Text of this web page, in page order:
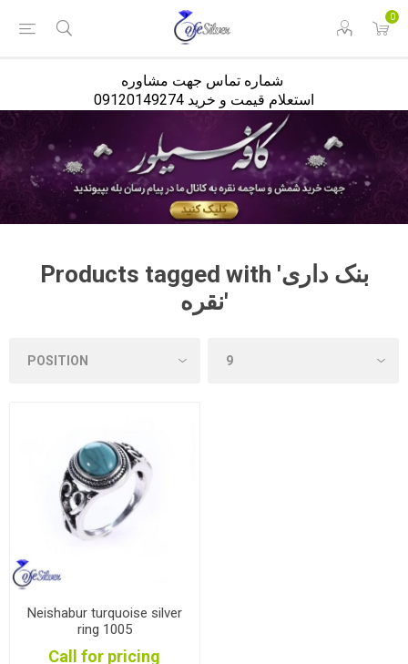
0
استعلام قیمت و خرید 09120149274
Products tagged with 'بنک داری
نقره'
Neishabur turquoise silver
ring 1005
Call for pricing